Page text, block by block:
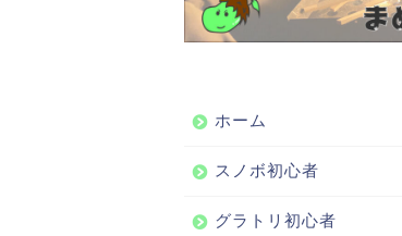
ホーム
スノボ初心者
グラトリ初心者